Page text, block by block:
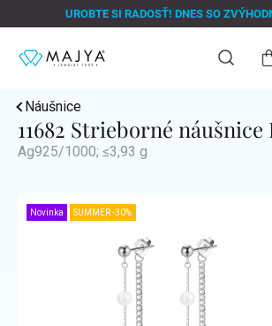
na
UROBTE SI RADOSŤ! DNES SO
Náušnice
11682 Strieborné náušnice
Ag925/1000; ≤3,93 g
Novinka SUMMER -30%